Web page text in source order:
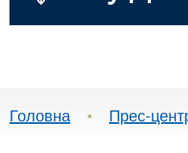
Головна • Прес-